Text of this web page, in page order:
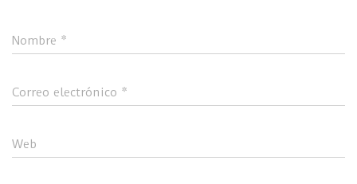
Nombre *
Correo electrónico *
Web